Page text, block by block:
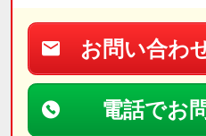
お問い合わ
電話でお